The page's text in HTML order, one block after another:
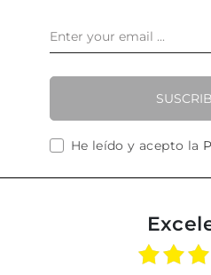
He leído y acepto la